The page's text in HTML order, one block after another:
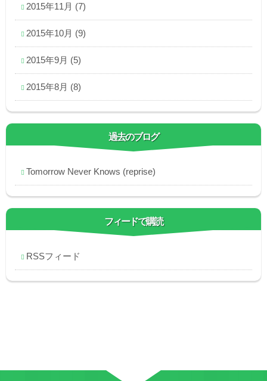
2015年11月 (7)
2015年10月 (9)
2015年9月 (5)
2015年8月 (8)
過去のブログ
Tomorrow Never Knows (reprise)
フィードで購読
RSSフィード